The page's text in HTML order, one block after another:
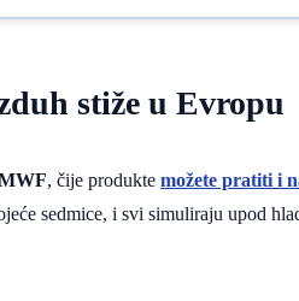
stiže u Evropu
, čije produkte možete pratiti i
sedmice, i svi simuliraju upod